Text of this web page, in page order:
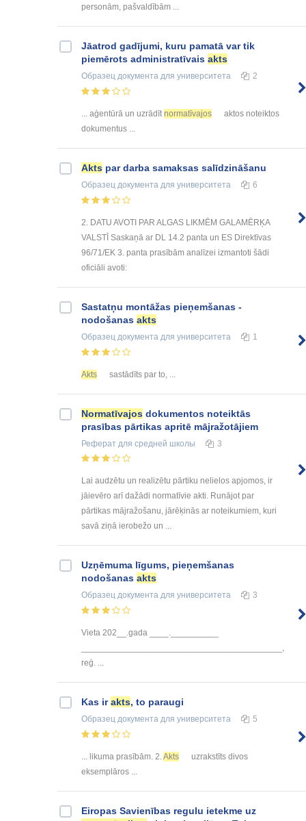
personām, pašvaldībām ...
Jāatrod gadījumi, kuru pamatā var tik
piemērots administratīvais akts
Образец документа для университета 2
... aģentūrā un uzrādīt normatīvajos
aktos noteiktos
dokumentus ...
Akts par darba samaksas salīdzināšanu
Образец документа для университета 6
2. DATU AVOTI PAR ALGAS LIKMĒM GALAMĒRĶA
VALSTĪ Saskaņā ar DL 14.2 panta un ES Direktīvas
96/71/EK 3. panta prasībām analīzei izmantoti šādi
oficiāli avoti:
Sastatņu montāžas pieņemšanas -
nodošanas akts
Образец документа для университета 1
Akts sastādīts par to, ...
Normatīvajos dokumentos noteiktās
prasības pārtikas apritē mājražotājiem
Реферат для средней школы 3
Lai audzētu un realizētu pārtiku nelielos apjomos, ir
jāievēro arī dažādi normatīvie akti. Runājot par
pārtikas mājražošanu, jārēķinās ar noteikumiem, kuri
savā ziņā ierobežo un ...
Uzņēmuma līgums, pieņemšanas
nodošanas akts
Образец документа для университета 3
Vieta 202__.gada ____.__________
__________________________________________,
reģ. ...
Kas irakts, to paraugi
Образец документа для университета 5
... likuma prasībām. 2.Akts
uzrakstīts divos
eksemplāros ...
Eiropas Savienības regulu ietekme uz